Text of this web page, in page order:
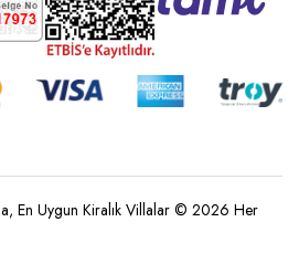
En Uygun Kiralık Villalar © 2026 Her